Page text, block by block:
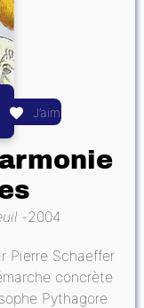
J’aime
2004
Pierre Schaeffer
concrète
Pythagore